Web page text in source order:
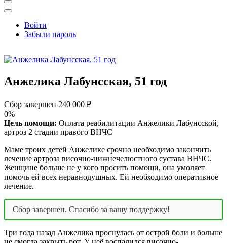
Открыть
поиск
Профиль
Войти
Забыли пароль
Анжелика Лабунсская, 51 год
Сбор завершен 240 000 ₽
0%
Цель помощи: Оплата реабилитации Анжелики Лабунсской,
артроз 2 стадии правого ВНЧС
Маме троих детей Анжелике срочно необходимо закончить
лечение артроза височно-нижнечелюстного сустава ВНЧС.
Женщине больше не у кого просить помощи, она умоляет
помочь ей всех неравнодушных. Ей необходимо оперативное
лечение.
Сбор завершен. Спасибо за вашу поддержку!
Три года назад Анжелика проснулась от острой боли и больше